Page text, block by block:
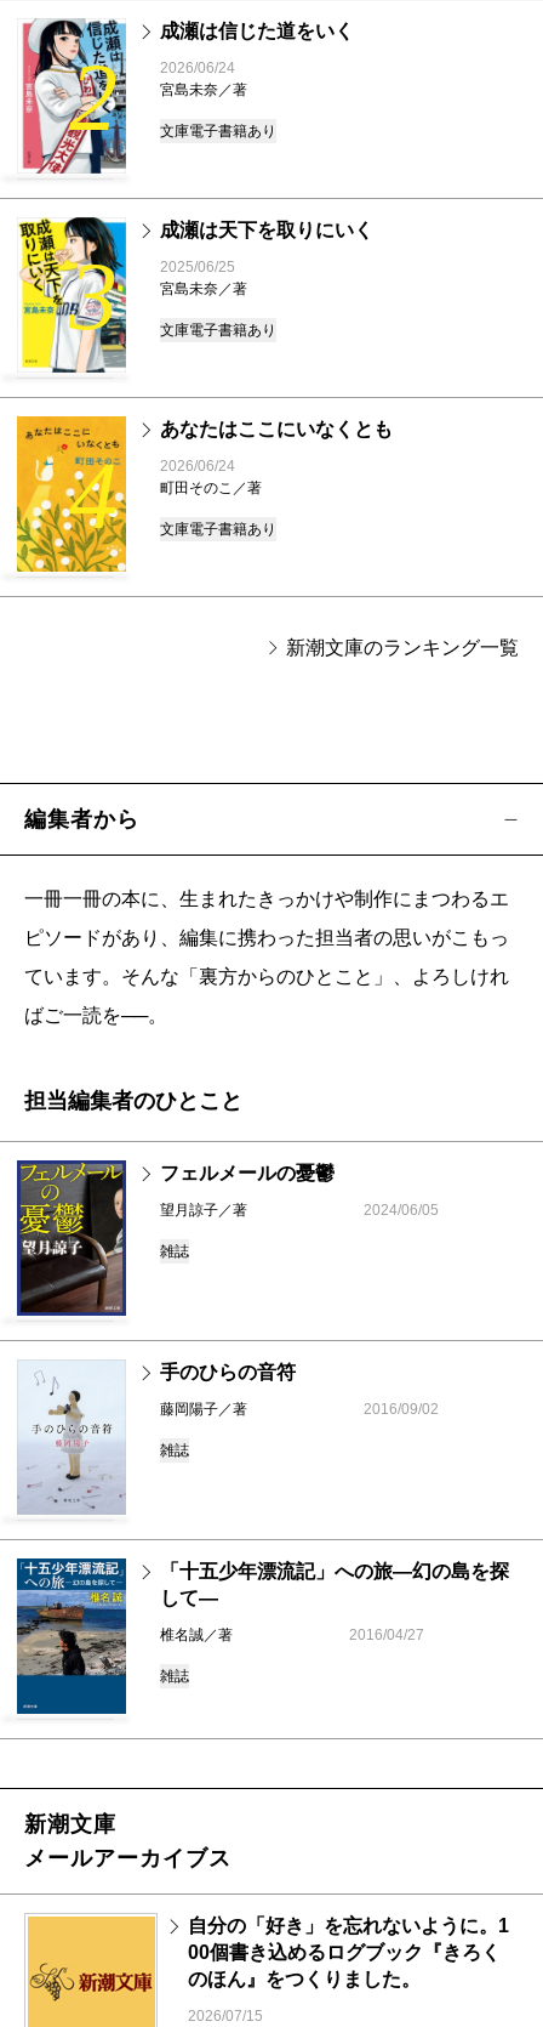
2
成瀬は信じた道をいく
2026/06/24
宮島未奈／著
文庫電子書籍あり
3
成瀬は天下を取りにいく
2025/06/25
宮島未奈／著
文庫電子書籍あり
4
あなたはここにいなくとも
2026/06/24
町田そのこ／著
文庫電子書籍あり
新潮文庫のランキング一覧
編集者から
一冊一冊の本に、生まれたきっかけや制作にまつわるエ
ピソードがあり、編集に携わった担当者の思いがこもっ
ています。そんな「裏方からのひとこと」、よろしけれ
ばご一読を──。
担当編集者のひとこと
フェルメールの憂鬱
望月諒子／著 2024/06/05
雑誌
手のひらの音符
藤岡陽子／著 2016/09/02
雑誌
「十五少年漂流記」への旅―幻の島を探
して―
椎名誠／著 2016/04/27
雑誌
新潮文庫
メールアーカイブス
自分の「好き」を忘れないように。1
00個書き込めるログブック『きろく
のほん』をつくりました。
2026/07/15